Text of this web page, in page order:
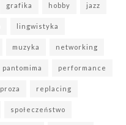
grafika hobby jazz
lingwistyka
muzyka networking
pantomima performance
proza replacing
społeczeństwo